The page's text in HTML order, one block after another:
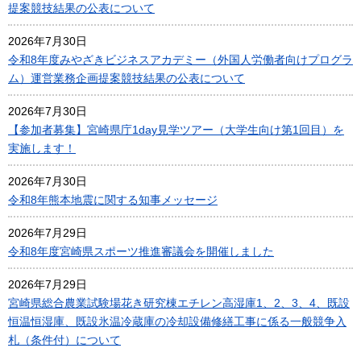
提案競技結果の公表について
2026年7月30日
令和8年度みやざきビジネスアカデミー（外国人労働者向けプログラ
ム）運営業務企画提案競技結果の公表について
2026年7月30日
【参加者募集】宮崎県庁1day見学ツアー（大学生向け第1回目）を
実施します！
2026年7月30日
令和8年熊本地震に関する知事メッセージ
2026年7月29日
令和8年度宮崎県スポーツ推進審議会を開催しました
2026年7月29日
宮崎県総合農業試験場花き研究棟エチレン高湿庫1、2、3、4、既設
恒温恒湿庫、既設氷温冷蔵庫の冷却設備修繕工事に係る一般競争入
札（条件付）について